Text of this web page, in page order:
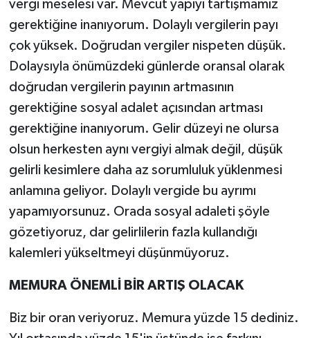
vergi meselesi var. Mevcut yapıyı tartışmamız
gerektiğine inanıyorum. Dolaylı vergilerin payı
çok yüksek. Doğrudan vergiler nispeten düşük.
Dolaysıyla önümüzdeki günlerde oransal olarak
doğrudan vergilerin payının artmasının
gerektiğine sosyal adalet açısından artması
gerektiğine inanıyorum. Gelir düzeyi ne olursa
olsun herkesten aynı vergiyi almak değil, düşük
gelirli kesimlere daha az sorumluluk yüklenmesi
anlamına geliyor. Dolaylı vergide bu ayrımı
yapamıyorsunuz. Orada sosyal adaleti şöyle
gözetiyoruz, dar gelirlilerin fazla kullandığı
kalemleri yükseltmeyi düşünmüyoruz.
MEMURA ÖNEMLİ BİR ARTIŞ OLACAK
Biz bir oran veriyoruz. Memura yüzde 15 dediniz.